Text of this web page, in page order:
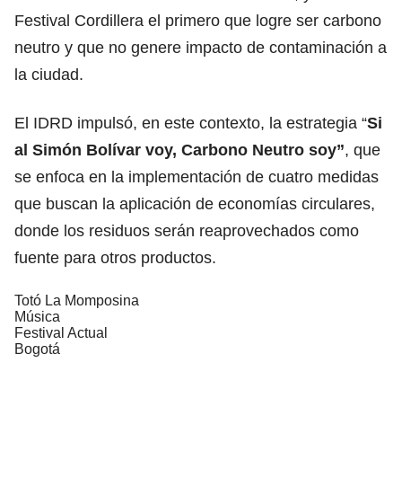
Festival Cordillera el primero que logre ser carbono
neutro y que no genere impacto de contaminación a
la ciudad.
El IDRD impulsó, en este contexto, la estrategia “Si
al Simón Bolívar voy, Carbono Neutro soy”, que
se enfoca en la implementación de cuatro medidas
que buscan la aplicación de economías circulares,
donde los residuos serán reaprovechados como
fuente para otros productos.
Totó La Momposina
Música
Festival Actual
Bogotá